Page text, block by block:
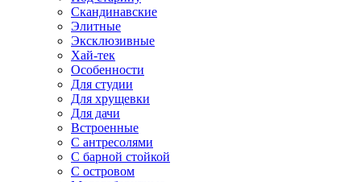
Скандинавские
Элитные
Эксклюзивные
Хай-тек
Особенности
Для студии
Для хрущевки
Для дачи
Встроенные
С антресолями
С барной стойкой
С островом